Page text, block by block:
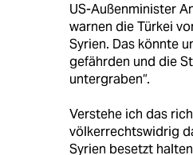
US-Außenminister
warnen die Türkei
Syrien. Das könnte
gefährden und die
untergraben“.
Verstehe ich das
völkerrechtswidrig
Syrien besetzt